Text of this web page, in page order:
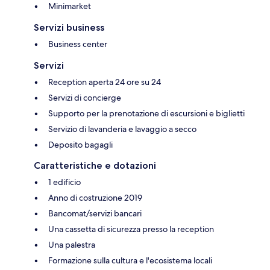
Minimarket
Servizi business
Business center
Servizi
Reception aperta 24 ore su 24
Servizi di concierge
Supporto per la prenotazione di escursioni e biglietti
Servizio di lavanderia e lavaggio a secco
Deposito bagagli
Caratteristiche e dotazioni
1 edificio
Anno di costruzione 2019
Bancomat/servizi bancari
Una cassetta di sicurezza presso la reception
Una palestra
Formazione sulla cultura e l'ecosistema locali